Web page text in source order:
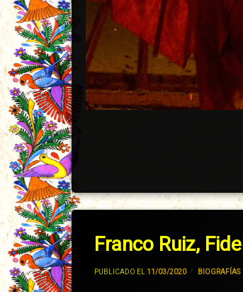
Franco Ruiz, Fidel
PUBLICADO EL 11/03/2020
JIVANCM
CATEGORÍAS:
BIOGRAFÍAS